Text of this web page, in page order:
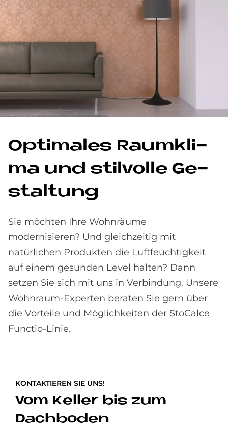
Op­ti­ma­les Raum­kli­
ma und stil­vol­le Ge­
stal­tung
Sie möchten Ihre Wohnräume
modernisieren? Und gleichzeitig mit
natürlichen Produkten die Luftfeuchtigkeit
auf einem gesunden Level halten? Dann
setzen Sie sich mit uns in Verbindung. Unsere
Wohnraum-Experten beraten Sie gern über
die Vorteile und Möglichkeiten der StoCalce
Functio-Linie.
KONTAKTIEREN SIE UNS!
Vom Keller bis zum
Dachboden